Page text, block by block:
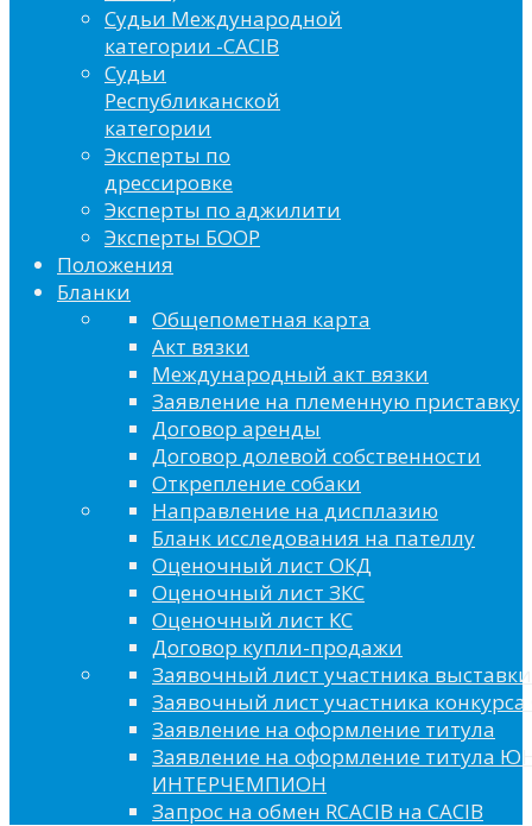
Судьи Международной
категории -CACIB
Судьи
Республиканской
категории
Эксперты по
дрессировке
Эксперты по аджилити
Эксперты БООР
Положения
Бланки
Общепометная карта
Акт вязки
Международный акт вязки
Заявление на племенную приставку
Договор аренды
Договор долевой собственности
Открепление собаки
Направление на дисплазию
Бланк исследования на пателлу
Оценочный лист ОКД
Оценочный лист ЗКС
Оценочный лист КС
Договор купли-продажи
Заявочный лист участника выставки
Заявочный лист участника конкурса
Заявление на оформление титула
Заявление на оформление титула
ИНТЕРЧЕМПИОН
Запрос на обмен RCACIB на CACIB